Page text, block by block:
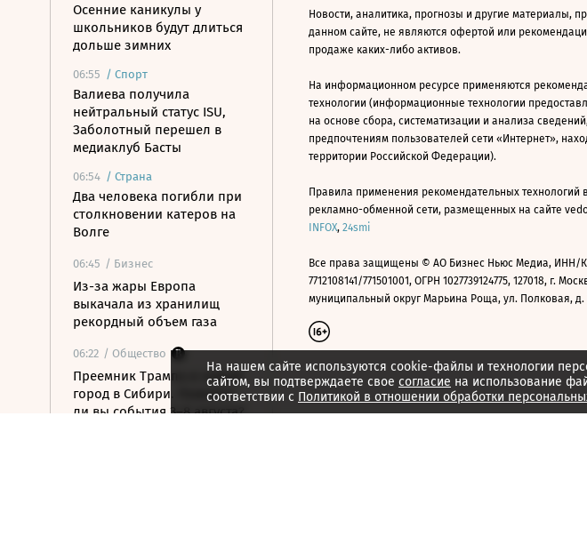
Осенние каникулы у
школьников будут длиться
дольше зимних
06:55 / Спорт
Валиева получила
нейтральный статус ISU,
Заболотный перешел в
медиаклуб Басты
06:54 / Страна
Два человека погибли при
столкновении катеров на
Волге
06:45 / Бизнес
Из-за жары Европа
выкачала из хранилищ
рекордный объем газа
06:22 / Общество
Преемник Трампа и новый
город в Сибири. Помните
ли вы события 3–8 августа?
На нашем сайте используются cookie-файлы и технологии
сайтом, вы подтверждаете свое согласие на использование
соответствии с Политикой в отношении обработки
Новости, аналитика, прогнозы и другие материалы,
данном сайте, не являются офертой или
продаже каких-либо активов.
На информационном ресурсе применяются
технологии (информационные технологии
на основе сбора, систематизации и анализа
предпочтениям пользователей сети «Интернет»,
территории Российской Федерации).
Правила применения рекомендательных технологий
рекламно-обменной сети, размещенных на сайте
INFOX, 24smi
Все права защищены © АО Бизнес Ньюс Медиа, ИНН/
7712108141/771501001, ОГРН 1027739124775, 127018, г.
муниципальный округ Марьина Роща, ул. Полковая, д.